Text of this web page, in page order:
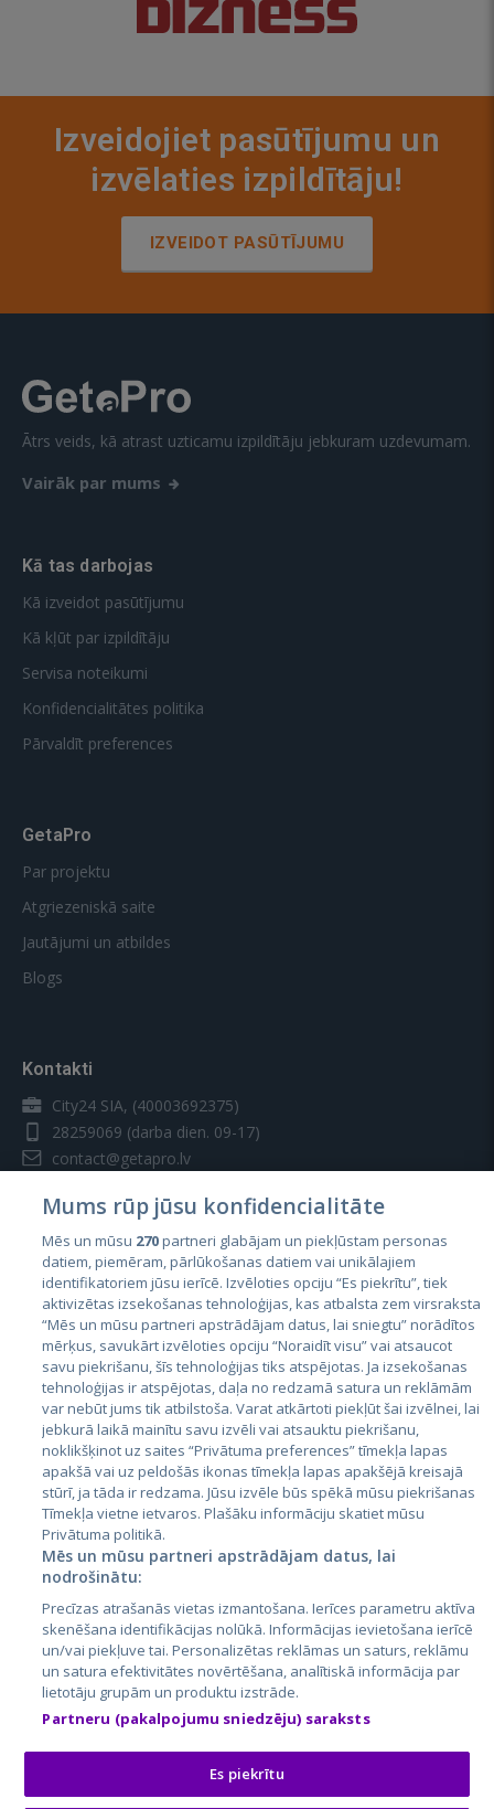
Izveidojiet pasūtījumu un
izvēlaties izpildītāju!
IZVEIDOT PASŪTĪJUMU
Ātrs veids, kā atrast uzticamu izpildītāju jebkuram uzdevumam.
Vairāk par mums
Kā tas darbojas
Kā izveidot pasūtījumu
Kā kļūt par izpildītāju
Servisa noteikumi
Konfidencialitātes politika
Pārvaldīt preferences
GetaPro
Par projektu
Atgriezeniskā saite
Jautājumi un atbildes
Blogs
Kontakti
City24 SIA, (40003692375)
28259069 (darba dien. 09-17)
contact@getapro.lv
Valstis
Igaunija
Latvija
Lietuva
City24.lv
City24.ee
GetaPro.lv
GetaPro.ee
Skelbiu.lt
Autoplius.lt
Aruodas.lt
CVbankas.lt
Kainos.lt
Paslaugos.lt
auto24.ee
Osta.ee
KuldneBörs.ee
Mums rūp jūsu konfidencialitāte
Mēs un mūsu 270partneri glabājam un piekļūstam personas
datiem, piemēram, pārlūkošanas datiem vai unikālajiem
identifikatoriem jūsu ierīcē. Izvēloties opciju “Es piekrītu”, tiek
aktivizētas izsekošanas tehnoloģijas, kas atbalsta zem virsraksta
“Mēs un mūsu partneri apstrādājam datus, lai sniegtu” norādītos
mērķus, savukārt izvēloties opciju “Noraidīt visu” vai atsaucot
savu piekrišanu, šīs tehnoloģijas tiks atspējotas. Ja izsekošanas
tehnoloģijas ir atspējotas, daļa no redzamā satura un reklāmām
var nebūt jums tik atbilstoša. Varat atkārtoti piekļūt šai izvēlnei, lai
jebkurā laikā mainītu savu izvēli vai atsauktu piekrišanu,
noklikšķinot uz saites “Privātuma preferences” tīmekļa lapas
apakšā vai uz peldošās ikonas tīmekļa lapas apakšējā kreisajā
stūrī, ja tāda ir redzama. Jūsu izvēle būs spēkā mūsu piekrišanas
Tīmekļa vietne ietvaros. Plašāku informāciju skatiet mūsu
Privātuma politikā.
Mēs un mūsu partneri apstrādājam datus, lai
nodrošinātu:
Precīzas atrašanās vietas izmantošana. Ierīces parametru aktīva
skenēšana identifikācijas nolūkā. Informācijas ievietošana ierīcē
un/vai piekļuve tai. Personalizētas reklāmas un saturs, reklāmu
un satura efektivitātes novērtēšana, analītiskā informācija par
lietotāju grupām un produktu izstrāde.
Partneru (pakalpojumu sniedzēju) saraksts
Es piekrītu